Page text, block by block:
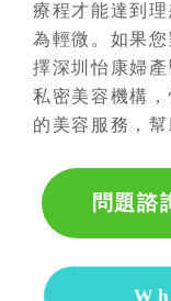
療程才能達到
為輕微。如果
擇深圳怡康婦
私密美容機構
的美容服務，幫
問題諮